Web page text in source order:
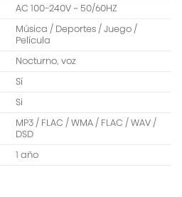
AC 100-240V ~ 50/60HZ
Música / Deportes / Juego /
Película
Nocturno, voz
Sí
Si
MP3 / FLAC / WMA / FLAC / WAV /
DSD
1 año